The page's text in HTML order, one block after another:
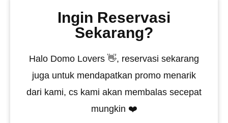
Ingin Reservasi
Sekarang?
Halo Domo Lovers 👋, reservasi sekarang
juga untuk mendapatkan promo menarik
dari kami, cs kami akan membalas secepat
mungkin ❤️